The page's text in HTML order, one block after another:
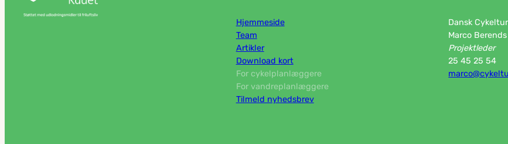
Hjemmeside
Team
Artikler
Download kort
For cykelplanlæggere
For vandreplanlæggere
Tilmeld nyhedsbrev
Dansk
Marco Berends
Projektleder
25 45 25 54